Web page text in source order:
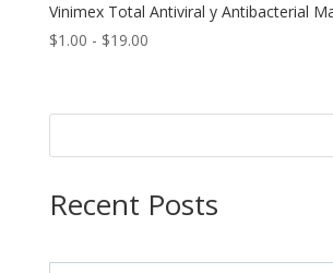
Vinimex Total Antiviral y Antibacterial
$1.00 - $19.00Rango
desde
Recent Posts